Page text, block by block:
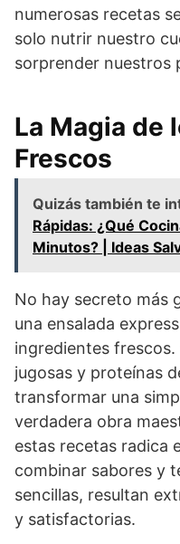
numerosas recetas
solo nutrir nuestro
sorprender nuestros
La Magia de
Frescos
Quizás también te
Rápidas: ¿Qué
Minutos? | Ideas
No hay secreto más
una ensalada
ingredientes
jugosas y proteínas
transformar una
verdadera obra
estas recetas radica
combinar sabores y
sencillas, resultan
y satisfactorias.